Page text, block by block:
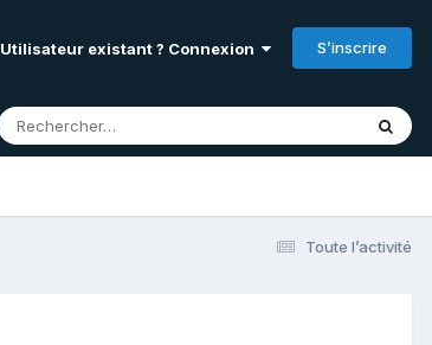
Utilisateur existant ? Connexion S’inscrire
Toute l’activité